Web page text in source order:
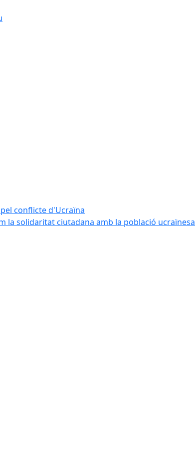
conflicte d'Ucraïna
la solidaritat ciutadana amb la població ucraïnesa